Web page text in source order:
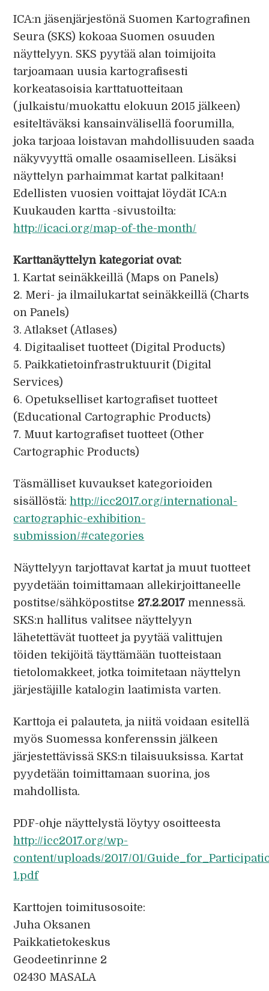
ICA:n jäsenjärjestönä Suomen Kartografinen
Seura (SKS) kokoaa Suomen osuuden
näyttelyyn. SKS pyytää alan toimijoita
tarjoamaan uusia kartografisesti
korkeatasoisia karttatuotteitaan
(julkaistu/muokattu elokuun 2015 jälkeen)
esiteltäväksi kansainvälisellä foorumilla,
joka tarjoaa loistavan mahdollisuuden saada
näkyvyyttä omalle osaamiselleen. Lisäksi
näyttelyn parhaimmat kartat palkitaan!
Edellisten vuosien voittajat löydät ICA:n
Kuukauden kartta -sivustoilta:
http://icaci.org/map-of-the-month/
Karttanäyttelyn kategoriat ovat:
1. Kartat seinäkkeillä (Maps on Panels)
2. Meri- ja ilmailukartat seinäkkeillä (Charts
on Panels)
3. Atlakset (Atlases)
4. Digitaaliset tuotteet (Digital Products)
5. Paikkatietoinfrastruktuurit (Digital
Services)
6. Opetukselliset kartografiset tuotteet
(Educational Cartographic Products)
7. Muut kartografiset tuotteet (Other
Cartographic Products)
Täsmälliset kuvaukset kategorioiden
sisällöstä:http://icc2017.org/international-
cartographic-exhibition-
submission/#categories
Näyttelyyn tarjottavat kartat ja muut tuotteet
pyydetään toimittamaan allekirjoittaneelle
postitse/sähköpostitse 27.2.2017 mennessä.
SKS:n hallitus valitsee näyttelyyn
lähetettävät tuotteet ja pyytää valittujen
töiden tekijöitä täyttämään tuotteistaan
tietolomakkeet, jotka toimitetaan näyttelyn
järjestäjille katalogin laatimista varten.
Karttoja ei palauteta, ja niitä voidaan esitellä
myös Suomessa konferenssin jälkeen
järjestettävissä SKS:n tilaisuuksissa. Kartat
pyydetään toimittamaan suorina, jos
mahdollista.
PDF-ohje näyttelystä löytyy osoitteesta
http://icc2017.org/wp-
content/uploads/2017/01/
1.pdf
Karttojen toimitusosoite:
Juha Oksanen
Paikkatietokeskus
Geodeetinrinne 2
02430 MASALA